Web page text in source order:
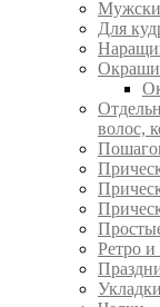
Для
волос,
Ретро и
Укладки